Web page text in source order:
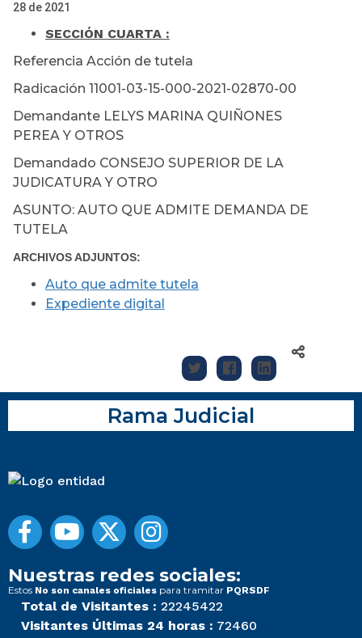
28 de 2021
SECCIÓN CUARTA :
Referencia Acción de tutela
Radicación 11001-03-15-000-2021-02870-00
Demandante LELYS MARINA QUIÑONES
PEREA Y OTROS
Demandado CONSEJO SUPERIOR DE LA
JUDICATURA Y OTRO
ASUNTO: AUTO QUE ADMITE DEMANDA DE
TUTELA
ARCHIVOS ADJUNTOS:
Auto que admite tutela
Expediente digital
Rama Judicial
Nuestras redes sociales:
Estos No son canales oficiales para tramitar PQRSDF
Total de Visitantes : 22245422
Visitantes Últimas 24 horas : 72460